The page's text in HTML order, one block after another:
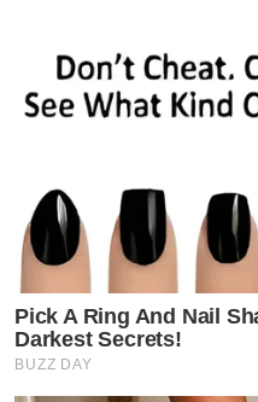
Pick A Ring And Nail
Darkest Secrets!
BUZZ DAY